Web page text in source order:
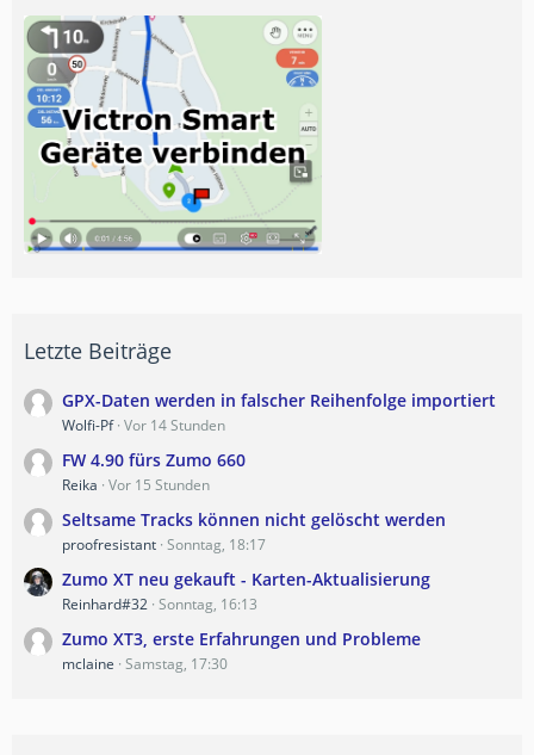
Letzte Beiträge
GPX-Daten werden in falscher Reihenfolge importiert
Wolfi-Pf Vor 14 Stunden
FW 4.90 fürs Zumo 660
Reika Vor 15 Stunden
Seltsame Tracks können nicht gelöscht werden
proofresistant Sonntag, 18:17
Zumo XT neu gekauft - Karten-Aktualisierung
Reinhard#32 Sonntag, 16:13
Zumo XT3, erste Erfahrungen und Probleme
mclaine Samstag, 17:30